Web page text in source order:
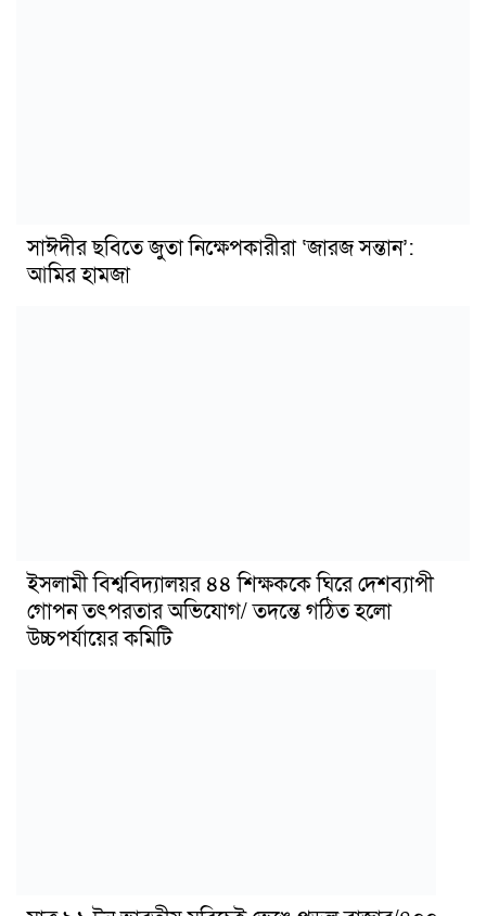
সাঈদীর ছবিতে জুতা নিক্ষেপকারীরা ‘জারজ সন্তান’:
আমির হামজা
ইসলামী বিশ্ববিদ্যালয়র ৪৪ শিক্ষককে ঘিরে দেশব্যাপী
গোপন তৎপরতার অভিযোগ/ তদন্তে গঠিত হলো
উচ্চপর্যায়ের কমিটি